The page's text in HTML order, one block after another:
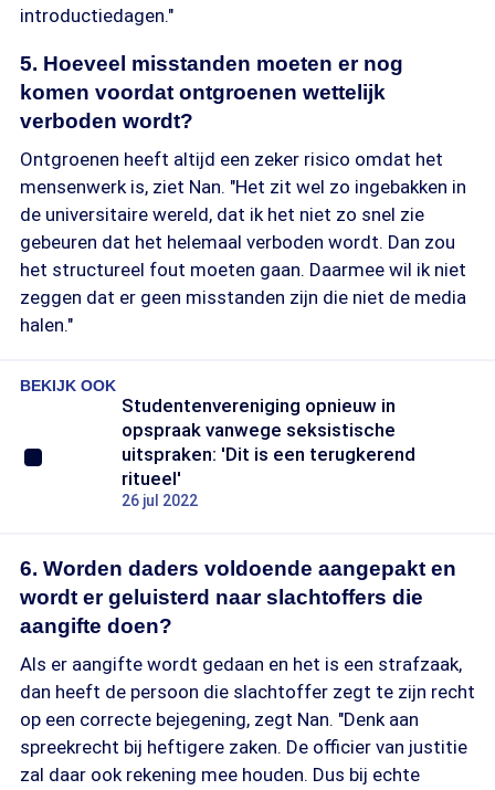
introductiedagen."
5. Hoeveel misstanden moeten er nog
komen voordat ontgroenen wettelijk
verboden wordt?
Ontgroenen heeft altijd een zeker risico omdat het
mensenwerk is, ziet Nan. "Het zit wel zo ingebakken in
de universitaire wereld, dat ik het niet zo snel zie
gebeuren dat het helemaal verboden wordt. Dan zou
het structureel fout moeten gaan. Daarmee wil ik niet
zeggen dat er geen misstanden zijn die niet de media
halen."
BEKIJK OOK
Studentenvereniging opnieuw in
opspraak vanwege seksistische
uitspraken: 'Dit is een terugkerend
ritueel'
26 jul 2022
6. Worden daders voldoende aangepakt en
wordt er geluisterd naar slachtoffers die
aangifte doen?
Als er aangifte wordt gedaan en het is een strafzaak,
dan heeft de persoon die slachtoffer zegt te zijn recht
op een correcte bejegening, zegt Nan. "Denk aan
spreekrecht bij heftigere zaken. De officier van justitie
zal daar ook rekening mee houden. Dus bij echte